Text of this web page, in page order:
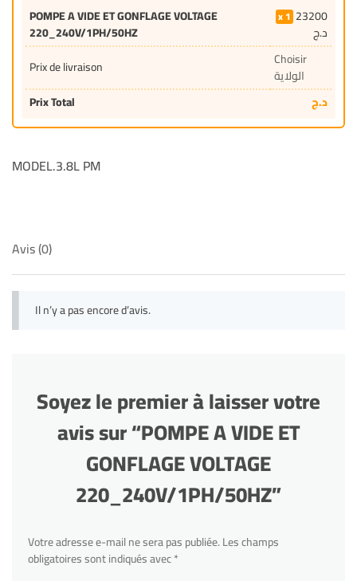
POMPE A VIDE ET GONFLAGE VOLTAGE
220_240V/1PH/50HZ
1 23200
د.ج
Prix de livraison
Choisir
الولاية
Prix Total
د.ج
MODEL.3.8L PM
Avis (0)
Il n’y a pas encore d’avis.
Soyez le premier à laisser votre
avis sur “POMPE A VIDE ET
GONFLAGE VOLTAGE
220_240V/1PH/50HZ”
Votre adresse e-mail ne sera pas publiée.Les champs
obligatoires sont indiqués avec*